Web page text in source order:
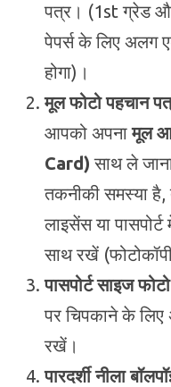
पत्र। (1st ग्रेड
पेपर्स के लिए अलग
होगा)।
मूल फोटो पहचान
आपको अपनामूल
Card) साथ ले
तकनीकी समस्या है,
लाइसेंस या
साथ रखें (फोटोकॉपी
पासपोर्ट साइज
पर चिपकाने के लिए
रखें।
पारदर्शी नीला